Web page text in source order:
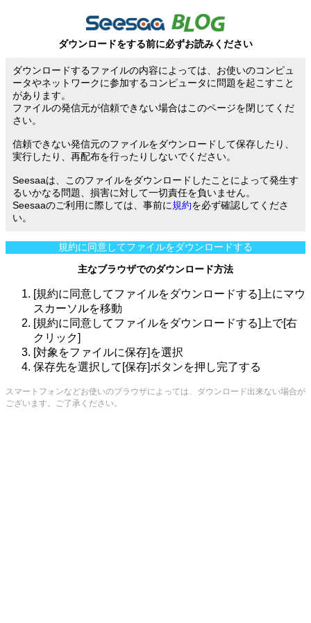
ダウンロードをする前に必ずお読みください
ダウンロードするファイルの内容によっては、お使いのコンピュ
ータやネットワークに参加するコンピュータに問題を起こすこと
があります。
ファイルの発信元が信頼できない場合はこのページを閉じてくだ
さい。
信頼できない発信元のファイルをダウンロードして保存したり、
実行したり、再配布を行ったりしないでください。
Seesaaは、このファイルをダウンロードしたことによって発生す
るいかなる問題、損害に対して一切責任を負いません。
Seesaaのご利用に際しては、事前に規約を必ず確認してくださ
い。
規約に同意してファイルをダウンロードする
主なブラウザでのダウンロード方法
[規約に同意してファイルをダウンロードする]上にマウ
スカーソルを移動
[規約に同意してファイルをダウンロードする]上で[右
クリック]
[対象をファイルに保存]を選択
保存先を選択して[保存]ボタンを押し完了する
スマートフォンなどお使いのブラウザによっては、ダウンロード出来ない場合が
ございます。ご了承ください。